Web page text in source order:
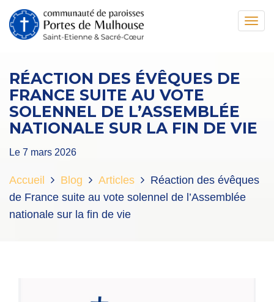
RÉACTION DES ÉVÊQUES DE
FRANCE SUITE AU VOTE
SOLENNEL DE L’ASSEMBLÉE
NATIONALE SUR LA FIN DE VIE
Le 7 mars 2026
Accueil Blog Articles
Réaction des évêques
de France suite au vote solennel de l’Assemblée
nationale sur la fin de vie